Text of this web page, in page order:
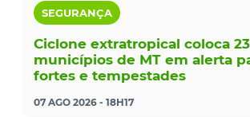
SEGURANÇA
Ciclone extratropical coloca 23
municípios de MT em alerta
fortes e tempestades
07 AGO 2026 - 18H17